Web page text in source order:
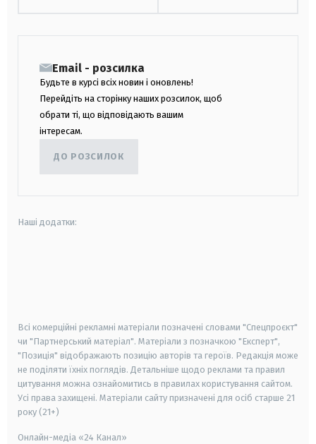
Email - розсилка
Будьте в курсі всіх новин і оновлень!
Перейдіть на сторінку наших розсилок, щоб
обрати ті, що відповідають вашим
інтересам.
ДО РОЗСИЛОК
Наші додатки:
Всі комерційні рекламні матеріали позначені словами "Спецпроєкт"
чи "Партнерський матеріал". Матеріали з позначкою "Експерт",
"Позиція" відображають позицію авторів та героїв. Редакція може
не поділяти їхніх поглядів. Детальніше щодо реклами та правил
цитування можна ознайомитись в правилах користування сайтом.
Усі права захищені. Матеріали сайту призначені для осіб старше 21
року (21+)
Онлайн-медіа «24 Канал»